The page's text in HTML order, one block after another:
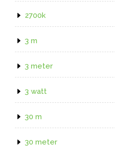
2700k
3 m
3 meter
3 watt
30 m
30 meter